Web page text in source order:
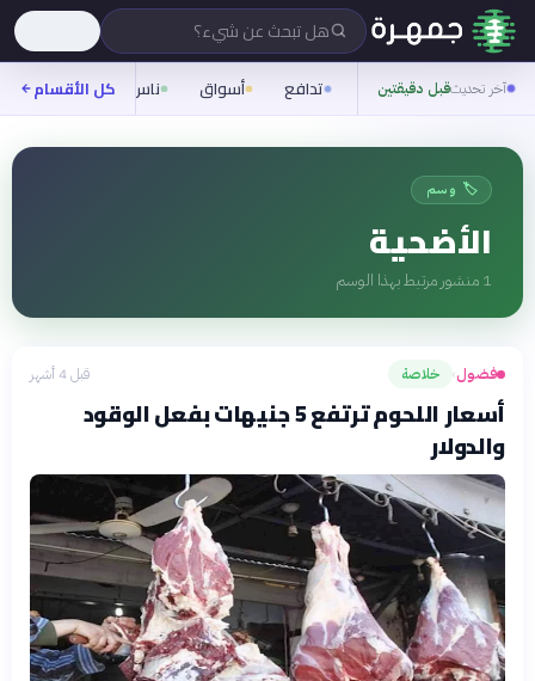
هل تبحث عن شيء؟
آخر تحديثقبل دقيقتين تدافع أسواق ناس روح
كل الأقسام
🏷️ وسم
الأضحية
1 منشور مرتبط بهذا الوسم
فضول› خلاصة قبل 4 أشهر
أسعار اللحوم ترتفع 5 جنيهات بفعل الوقود
والدولار